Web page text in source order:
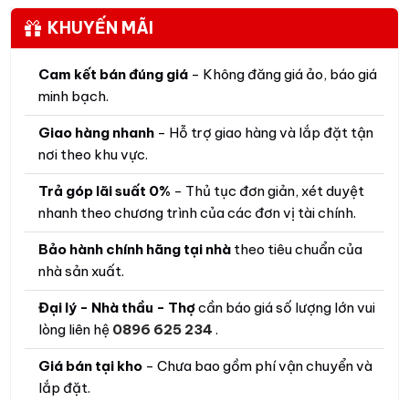
KHUYẾN MÃI
Cam kết bán đúng giá - Không đăng giá ảo, báo giá
minh bạch.
Giao hàng nhanh - Hỗ trợ giao hàng và lắp đặt tận
nơi theo khu vực.
Trả góp lãi suất 0% - Thủ tục đơn giản, xét duyệt
nhanh theo chương trình của các đơn vị tài chính.
Bảo hành chính hãng tại nhà theo tiêu chuẩn của
nhà sản xuất.
Đại lý - Nhà thầu - Thợcần báo giá số lượng lớn vui
lòng liên hệ 0896 625 234.
Giá bán tại kho - Chưa bao gồm phí vận chuyển và
lắp đặt.